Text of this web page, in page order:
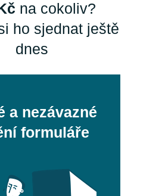
na cokoliv?
ho sjednat ještě
dnes
a nezávazné
formuláře